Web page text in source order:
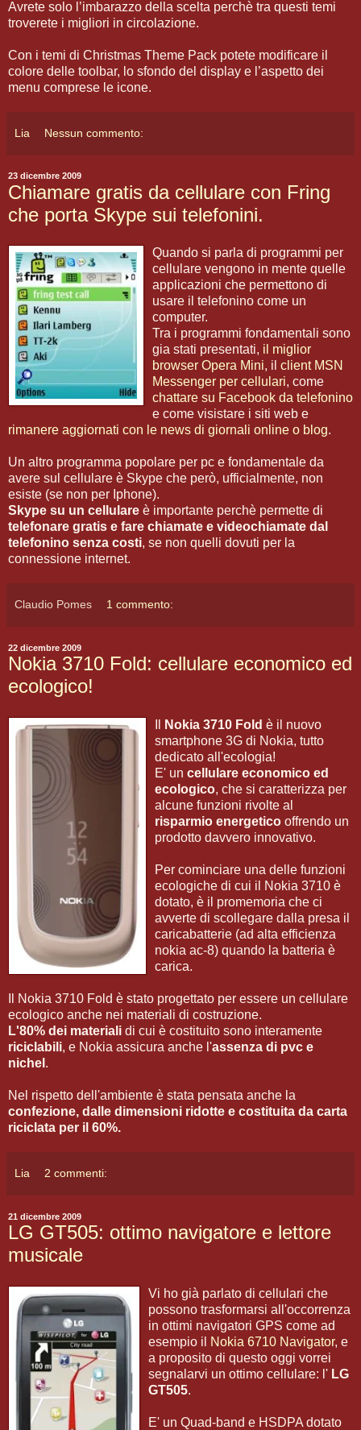
Avrete solo l’imbarazzo della scelta perchè tra questi temi
troverete i migliori in circolazione.
Con i temi di Christmas Theme Pack potete modificare il
colore delle toolbar, lo sfondo del display e l’aspetto dei
menu comprese le icone.
Lia Nessun commento:
23 dicembre 2009
Chiamare gratis da cellulare con Fring
che porta Skype sui telefonini.
Quando si parla di programmi per
cellulare vengono in mente quelle
applicazioni che permettono di
usare il telefonino come un
computer.
Tra i programmi fondamentali sono
gia stati presentati, il miglior
browser Opera Mini, il client MSN
Messenger per cellulari, come
chattare su Facebook da telefonino
e come visistare i siti web e
rimanere aggiornati con le news di giornali online o blog.
Un altro programma popolare per pc e fondamentale da
avere sul cellulare è Skype che però, ufficialmente, non
esiste (se non per Iphone).
Skype su un cellulare è importante perchè permette di
telefonare gratis e fare chiamate e videochiamate dal
telefonino senza costi, se non quelli dovuti per la
connessione internet.
Claudio Pomes 1 commento:
22 dicembre 2009
Nokia 3710 Fold: cellulare economico ed
ecologico!
Nokia 3710 Fold è il nuovo
smartphone 3G di Nokia, tutto
dedicato all'ecologia!
E' un cellulare economico ed
ecologico, che si caratterizza per
alcune funzioni rivolte al
risparmio energetico offrendo un
prodotto davvero innovativo.
Per cominciare una delle funzioni
ecologiche di cui il Nokia 3710 è
dotato, è il promemoria che ci
avverte di scollegare dalla presa il
caricabatterie (ad alta efficienza
nokia ac-8) quando la batteria è
carica.
Il Nokia 3710 Fold è stato progettato per essere un cellulare
ecologico anche nei materiali di costruzione.
L'80% dei materiali di cui è costituito sono interamente
riciclabili, e Nokia assicura anche l'assenza di pvc e
nichel .
Nel rispetto dell'ambiente è stata pensata anche la
confezione, dalle dimensioni ridotte e costituita da carta
riciclata per il 60%.
Lia 2 commenti:
21 dicembre 2009
LG GT505: ottimo navigatore e lettore
musicale
Vi ho già parlato di cellulari che
possono trasformarsi all'occorrenza
in ottimi navigatori GPS come ad
esempio il
Nokia 6710 Navigator, e
a proposito di questo oggi vorrei
segnalarvi un ottimo cellulare: l' LG
GT505.
E' un Quad-band e HSDPA dotato